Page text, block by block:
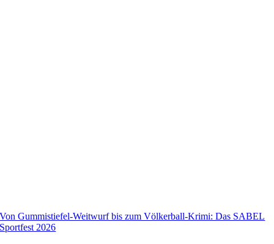
Von Gummistiefel-Weitwurf bis zum Völkerball-Krimi: Das SABEL
Sportfest 2026